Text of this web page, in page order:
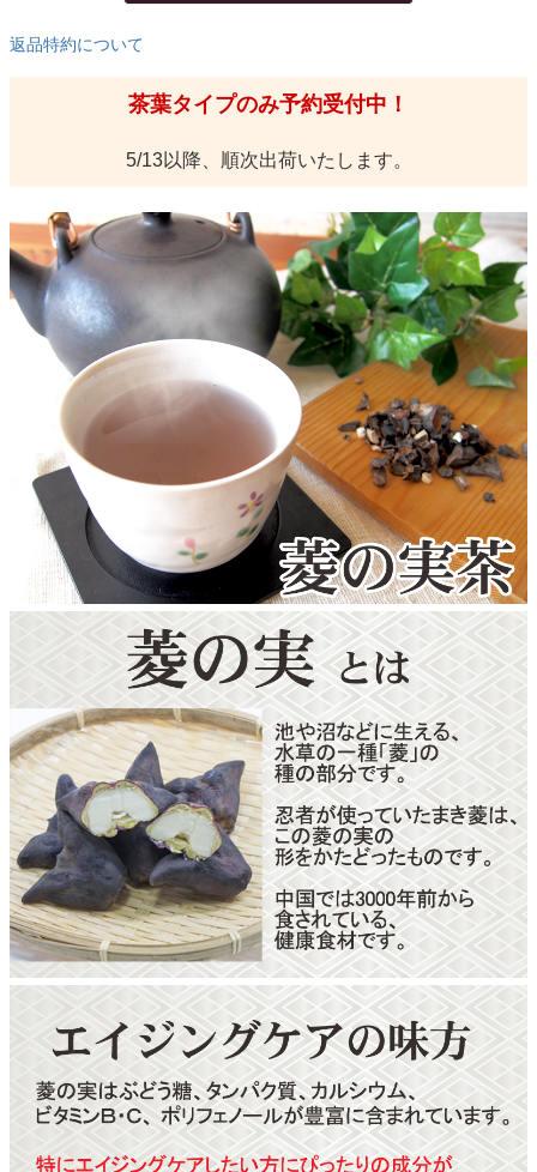
返品特約について
茶葉タイプのみ予約受付中！
5/13以降、順次出荷いたします。